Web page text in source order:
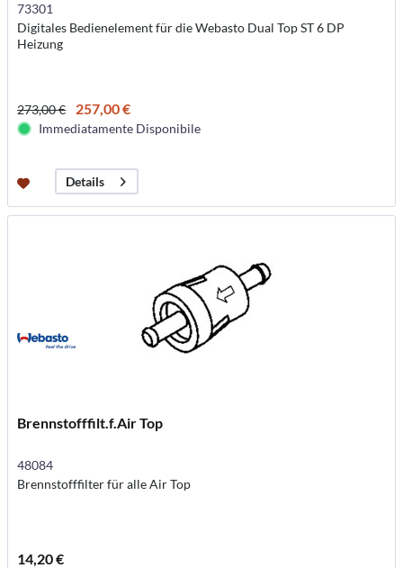
73301
Digitales Bedienelement für die Webasto Dual Top ST 6 DP
Heizung
273,00 € 257,00 €
Immediatamente Disponibile
Details
Brennstofffilt.f.Air Top
48084
Brennstofffilter für alle Air Top
14,20 €